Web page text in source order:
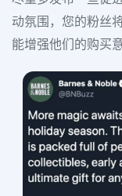
动氛围，您的粉丝
能增强他们的购买意